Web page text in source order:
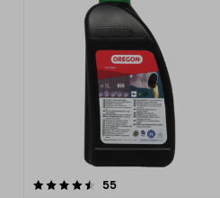
55anmeldelser
4.5 av 5 stjerner